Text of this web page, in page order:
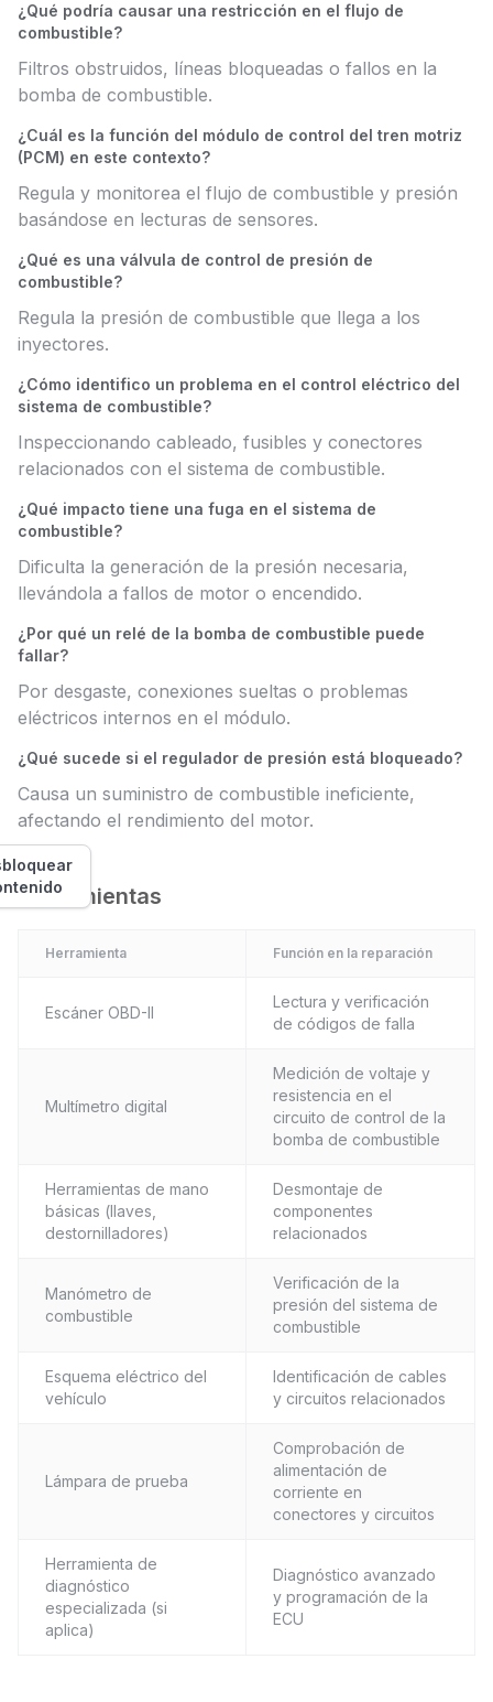
¿Qué podría causar una restricción en el flujo de
combustible?
Filtros obstruidos, líneas bloqueadas o fallos en la
bomba de combustible.
¿Cuál es la función del módulo de control del tren motriz
(PCM) en este contexto?
Regula y monitorea el flujo de combustible y presión
basándose en lecturas de sensores.
¿Qué es una válvula de control de presión de
combustible?
Regula la presión de combustible que llega a los
inyectores.
¿Cómo identifico un problema en el control eléctrico del
sistema de combustible?
Inspeccionando cableado, fusibles y conectores
relacionados con el sistema de combustible.
¿Qué impacto tiene una fuga en el sistema de
combustible?
Dificulta la generación de la presión necesaria,
llevándola a fallos de motor o encendido.
¿Por qué un relé de la bomba de combustible puede
fallar?
Por desgaste, conexiones sueltas o problemas
eléctricos internos en el módulo.
¿Qué sucede si el regulador de presión está bloqueado?
Causa un suministro de combustible ineficiente,
afectando el rendimiento del motor.
Herramientas
Herramienta Función en la reparación
Escáner OBD-II
Lectura y verificación
de códigos de falla
Multímetro digital
Medición de voltaje y
resistencia en el
circuito de control de la
bomba de combustible
Herramientas de mano
básicas (llaves,
destornilladores)
Desmontaje de
componentes
relacionados
Manómetro de
combustible
Verificación de la
presión del sistema de
combustible
Esquema eléctrico del
vehículo
Identificación de cables
y circuitos relacionados
Lámpara de prueba
Comprobación de
alimentación de
corriente en
conectores y circuitos
Herramienta de
diagnóstico
especializada (si
aplica)
Diagnóstico avanzado
y programación de la
ECU